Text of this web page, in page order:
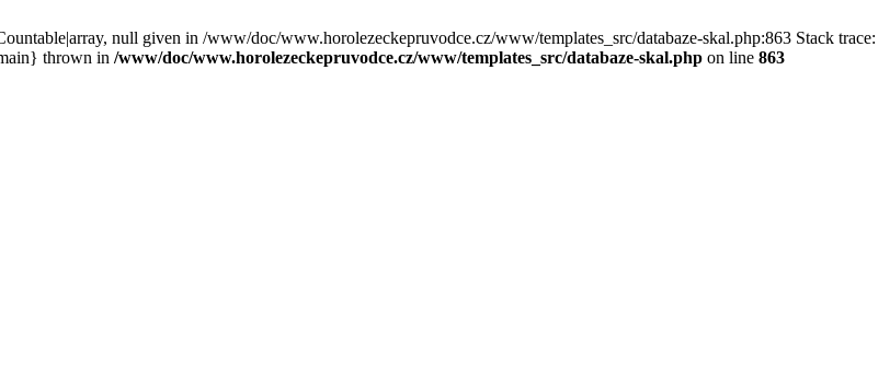
null given in /www/doc/www.horolezeckepruvodce.cz/www/templates_src/databaze-skal.php:863 Stack trace:
thrown in /www/doc/www.horolezeckepruvodce.cz/www/templates_src/databaze-skal.php on line 863